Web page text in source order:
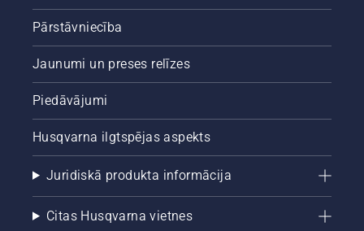
Pārstāvniecība
Jaunumi un preses relīzes
Piedāvājumi
Husqvarna ilgtspējas aspekts
Juridiskā produkta informācija
Citas Husqvarna vietnes